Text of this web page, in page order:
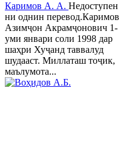
Каримов А. А. Недоступен
ни однин перевод.Каримов
Азимҷон Акрамҷонович 1-
уми январи соли 1998 дар
шаҳри Хуҷанд таввалуд
шудааст. Миллаташ тоҷик,
маълумота...